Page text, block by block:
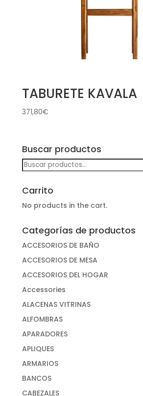
TABURETE KAVALA
371,80€
Buscar productos
Buscar
Carrito
No products in the cart.
Categorías de productos
ACCESORIOS DE BAÑO
ACCESORIOS DE MESA
ACCESORIOS DEL HOGAR
Accessories
ALACENAS VITRINAS
ALFOMBRAS
APARADORES
APLIQUES
ARMARIOS
BANCOS
CABEZALES